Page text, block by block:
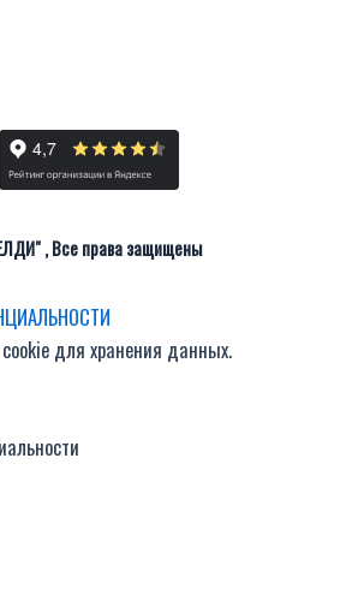
, Все права защищены
cookie для хранения данных.